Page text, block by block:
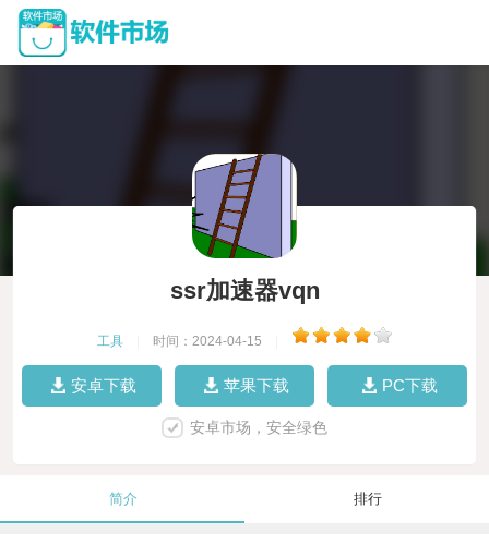
ssr加速器vqn
工具 时间：2024-04-15
安卓下载 苹果下载 PC下载
安卓市场，安全绿色
简介 排行